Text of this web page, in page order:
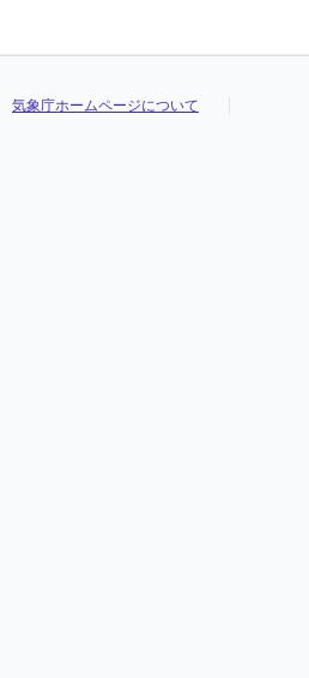
気象庁ホームページについて